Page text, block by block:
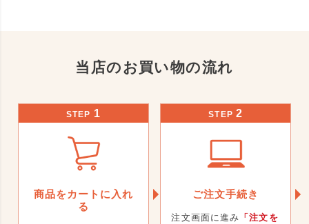
当店のお買い物の流れ
STEP 1
商品をカートに入れ
る
STEP 2
ご注文手続き
注文画面に進み 「注文を